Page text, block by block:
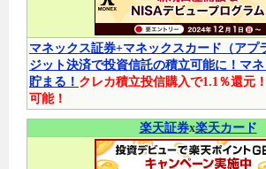
マネックス証券+マネックスカード（アプ
ジット決済で投資信託の積立可能に！マ
貯まる！ クレカ積立投信購入で1.1％還元
可能！
楽天証券x楽天カード